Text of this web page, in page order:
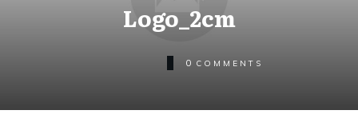
Logo_2cm
0 COMMENTS